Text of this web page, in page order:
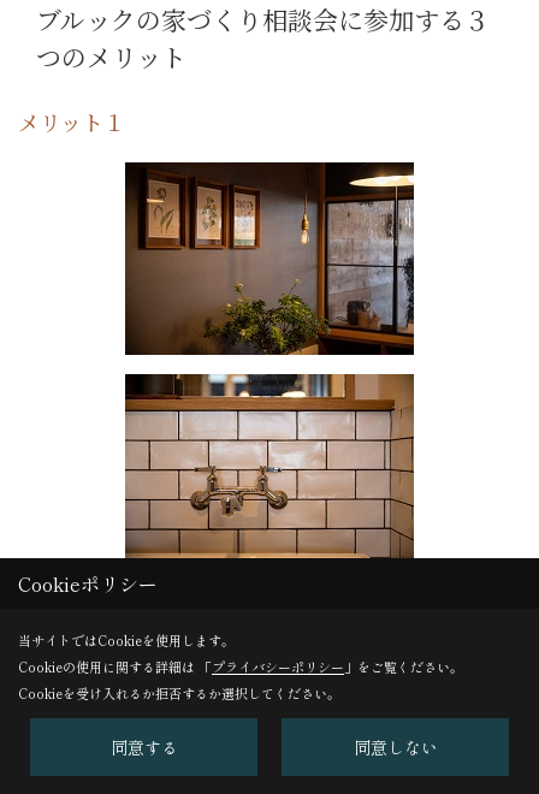
ブルックの家づくり相談会に参加する３
つのメリット
メリット１
Cookieポリシー
当サイトではCookieを使用します。
Cookieの使用に関する詳細は 「プライバシーポリシー 」をご覧ください。
Cookieを受け入れるか拒否するか選択してください。
同意する 同意しない